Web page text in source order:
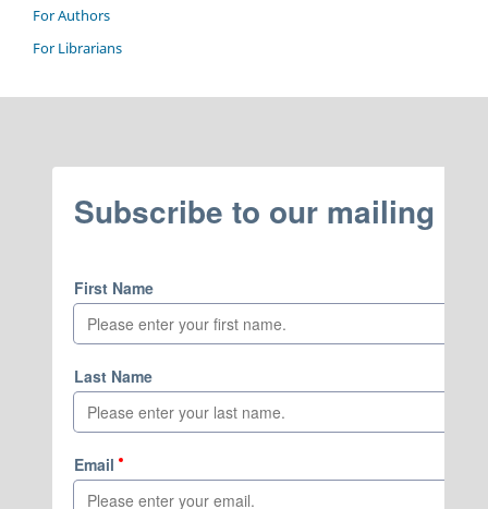
For Authors
For Librarians